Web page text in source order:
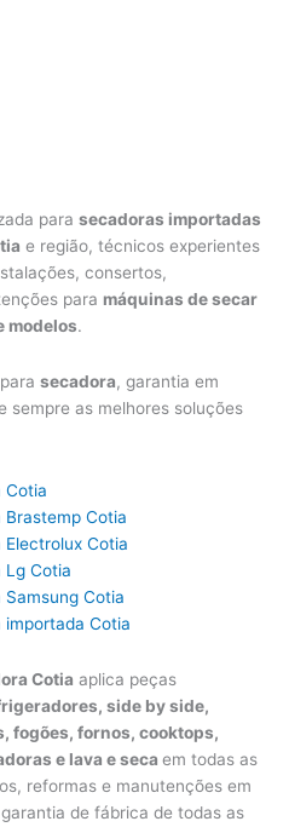
parasecadoras importadas
e região, técnicos experientes
consertos,
para máquinas de secar
modelos.
parasecadora, garantia em
sempre as melhores soluções
Cotia
Cotia
Cotia
Lg Cotia
Cotia
Cotia
Cotia aplica peças
side by side,
fogões, fornos, cooktops,
e lava e secaem todas as
reformas e manutenções em
de fábrica de todas as